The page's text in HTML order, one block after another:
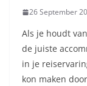
26 September
Als je houdt
de juiste
in je
kon maken